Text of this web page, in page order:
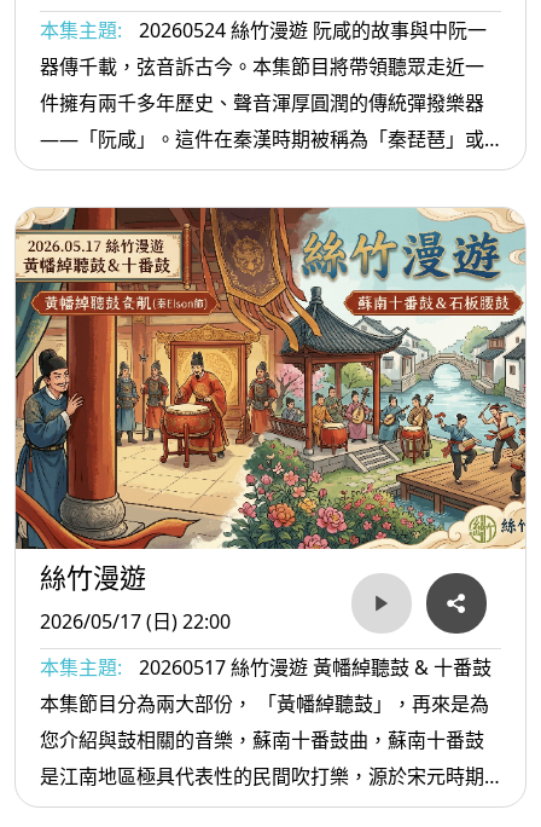
本集主題:
20260524 絲竹漫遊 阮咸的故事與中阮一
器傳千載，弦音訴古今。本集節目將帶領聽眾走近一
件擁有兩千多年歷史、聲音渾厚圓潤的傳統彈撥樂器
——「阮咸」。這件在秦漢時期被稱為「秦琵琶」或
「漢琵琶」的古老樂器，歷經魏晉「竹林七賢」的文
人寄託，並在當代迎來了現代民樂的飛躍。本集節目
將透過四首極具里程碑意義的現代作品，展現中阮剛
柔並濟、大氣磅礴的獨特魅力。當古老的秦琵琶遇上
當代作曲家的跨界思維，阮咸將散發出何等動人且耳
目一新的光彩？今晚，讓我們一同在線條與和聲的交
織中，穿梭時空，體驗阮咸的當代風華！
絲竹漫遊
2026/05/17 (日) 22:00
本集主題:
20260517 絲竹漫遊 黃幡綽聽鼓 & 十番鼓
本集節目分為兩大部份， 「黃幡綽聽鼓」，再來是為
您介紹與鼓相關的音樂，蘇南十番鼓曲，蘇南十番鼓
是江南地區極具代表性的民間吹打樂，源於宋元時期
的鼓笛曲，至明清時已盛行於蘇州、無錫、常州、宜